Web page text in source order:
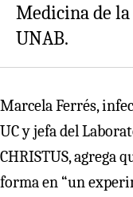
Medicina de
UNAB.
Marcela Ferrés,
UC y jefa del
CHRISTUS, agrega
forma en “un